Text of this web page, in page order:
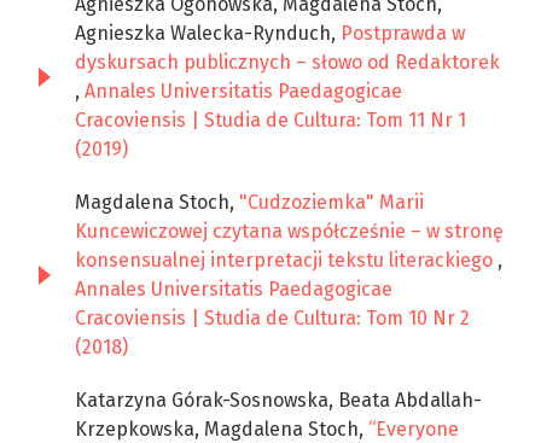
Agnieszka Walecka-Rynduch, Postprawda w
dyskursach publicznych – słowo od Redaktorek
, Annales Universitatis Paedagogicae
Cracoviensis | Studia de Cultura: Tom 11 Nr 1
(2019)
Magdalena Stoch, "Cudzoziemka" Marii
Kuncewiczowej czytana współcześnie – w stronę
konsensualnej interpretacji tekstu literackiego ,
Annales Universitatis Paedagogicae
Cracoviensis | Studia de Cultura: Tom 10 Nr 2
(2018)
Katarzyna Górak-Sosnowska, Beata Abdallah-
Krzepkowska, Magdalena Stoch, “Everyone